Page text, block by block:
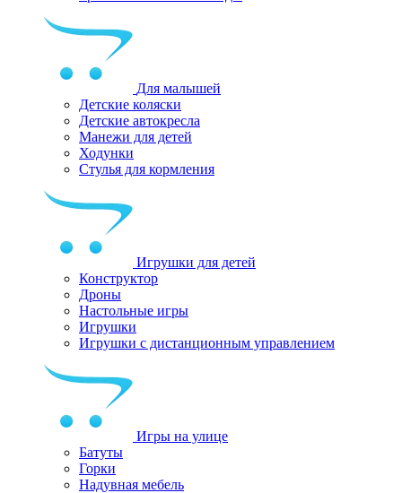
Для малышей
Детские коляски
Детские автокресла
Манежи для детей
Ходунки
Стулья для кормления
Игрушки для детей
Конструктор
Дроны
Настольные игры
Игрушки
Игрушки c дистанционным управлением
Игры на улице
Батуты
Горки
Надувная мебель